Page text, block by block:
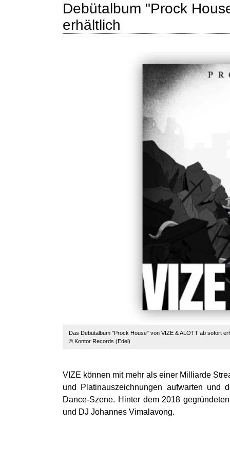
Debütalbum "Prock
erhältlich
Das Debütalbum "Prock House" von VIZE & ALOTT ab sofort
© Kontor Records (Edel)
VIZE können mit mehr als einer Milliarde
und Platinauszeichnungen aufwarten und
Dance-Szene. Hinter dem 2018
und DJ Johannes Vimalavong.